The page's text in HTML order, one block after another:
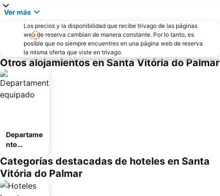
Ver más
Los precios y la disponibilidad que recibe trivago de las páginas
web de reserva cambian de manera constante. Por lo tanto, es
posible que no siempre encuentres en una página web de reserva
la misma oferta que viste en trivago.
Otros alojamientos en Santa Vitória do Palmar
Departame
nto
Categorías destacadas de hoteles en Santa
Vitória do Palmar